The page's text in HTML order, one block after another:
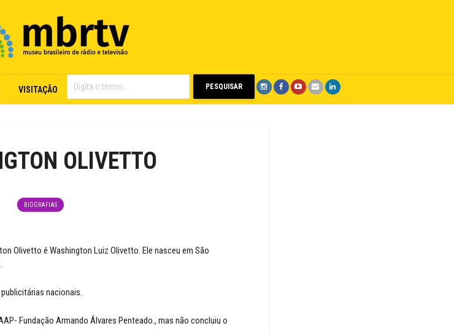
VISITAÇÃO PESQUISAR
OLIVETTO
BIOGRAFIAS
Olivetto é Washington Luiz Olivetto. Ele nasceu em São
nacionais.
Fundação Armando Álvares Penteado., mas não concluiu o